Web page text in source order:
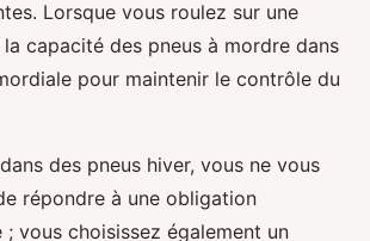
Lorsque vous roulez sur une
capacité des pneus à mordre dans
pour maintenir le contrôle du
des pneus hiver, vous ne vous
répondre à une obligation
vous choisissez également un